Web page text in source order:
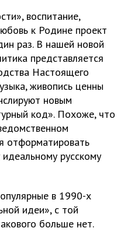
воспитание,
к Родине проект
раз. В нашей новой
представляется
Настоящего
живопись ценны
новым
код». Похоже, что
отформатировать
русскому
в 1990-х
идеи», с той
больше нет.